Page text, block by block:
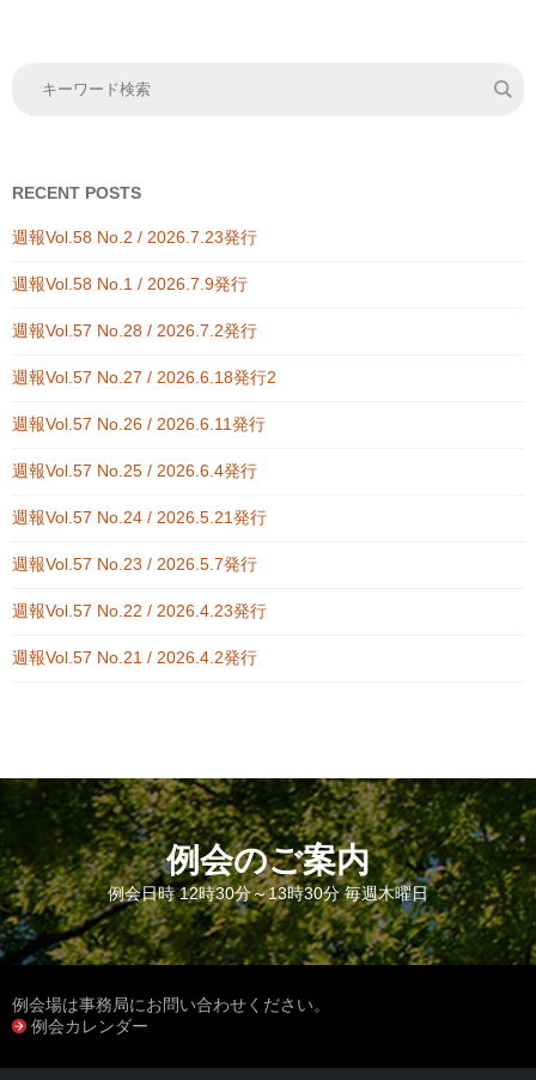
RECENT POSTS
週報Vol.58 No.2 / 2026.7.23発行
週報Vol.58 No.1 / 2026.7.9発行
週報Vol.57 No.28 / 2026.7.2発行
週報Vol.57 No.27 / 2026.6.18発行2
週報Vol.57 No.26 / 2026.6.11発行
週報Vol.57 No.25 / 2026.6.4発行
週報Vol.57 No.24 / 2026.5.21発行
週報Vol.57 No.23 / 2026.5.7発行
週報Vol.57 No.22 / 2026.4.23発行
週報Vol.57 No.21 / 2026.4.2発行
例会のご案内
例会日時 12時30分～13時30分 毎週木曜日
例会場は事務局にお問い合わせください。
例会カレンダー